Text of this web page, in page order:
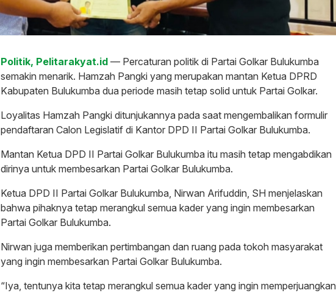
Politik, Pelitarakyat.id — Percaturan politik di Partai Golkar Bulukumba
semakin menarik. Hamzah Pangki yang merupakan mantan Ketua DPRD
Kabupaten Bulukumba dua periode masih tetap solid untuk Partai Golkar.
Loyalitas Hamzah Pangki ditunjukannya pada saat mengembalikan formulir
pendaftaran Calon Legislatif di Kantor DPD II Partai Golkar Bulukumba.
Mantan Ketua DPD II Partai Golkar Bulukumba itu masih tetap mengabdikan
dirinya untuk membesarkan Partai Golkar Bulukumba.
Ketua DPD II Partai Golkar Bulukumba, Nirwan Arifuddin, SH menjelaskan
bahwa pihaknya tetap merangkul semua kader yang ingin membesarkan
Partai Golkar Bulukumba.
Nirwan juga memberikan pertimbangan dan ruang pada tokoh masyarakat
yang ingin membesarkan Partai Golkar Bulukumba.
“Iya, tentunya kita tetap merangkul semua kader yang ingin memperjuangkan